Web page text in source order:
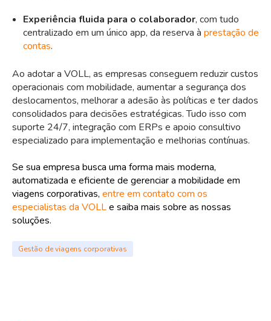
Experiência fluida para o colaborador, com tudo
centralizado em um único app, da reserva à prestação de
contas.
Ao adotar a VOLL, as empresas conseguem reduzir custos
operacionais com mobilidade, aumentar a segurança dos
deslocamentos, melhorar a adesão às políticas e ter dados
consolidados para decisões estratégicas. Tudo isso com
suporte 24/7, integração com ERPs e apoio consultivo
especializado para implementação e melhorias contínuas.
Se sua empresa busca uma forma mais moderna,
automatizada e eficiente de gerenciar a mobilidade em
viagens corporativas, entre em contato com os
especialistas da VOLLe saiba mais sobre as nossas
soluções.
Gestão de viagens corporativas